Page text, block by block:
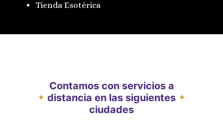
Tienda Esotérica
✦
Contamos con servicios a
distancia en las siguientes
ciudades
✦